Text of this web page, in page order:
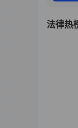
法律热